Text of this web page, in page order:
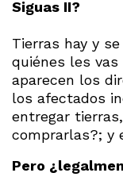
Siguas II?
Tierras hay y
quiénes les
aparecen los
los afectados
entregar
comprarlas?; y
Pero